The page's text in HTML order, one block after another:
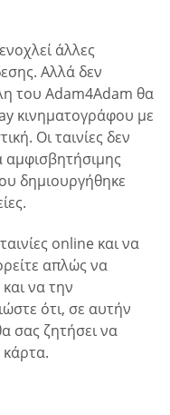
άλλες
Αλλά δεν
του Adam4Adam θα
κινηματογράφου με
Οι ταινίες δεν
αμφισβητήσιμης
δημιουργήθηκε
online και να
απλώς να
να την
ότι, σε αυτήν
σας ζητήσει να
κάρτα.